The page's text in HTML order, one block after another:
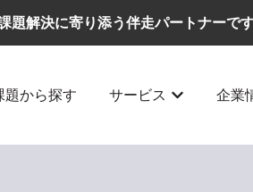
解決に寄り添う伴走パートナーです
題から探す サービス
サービスの
企業